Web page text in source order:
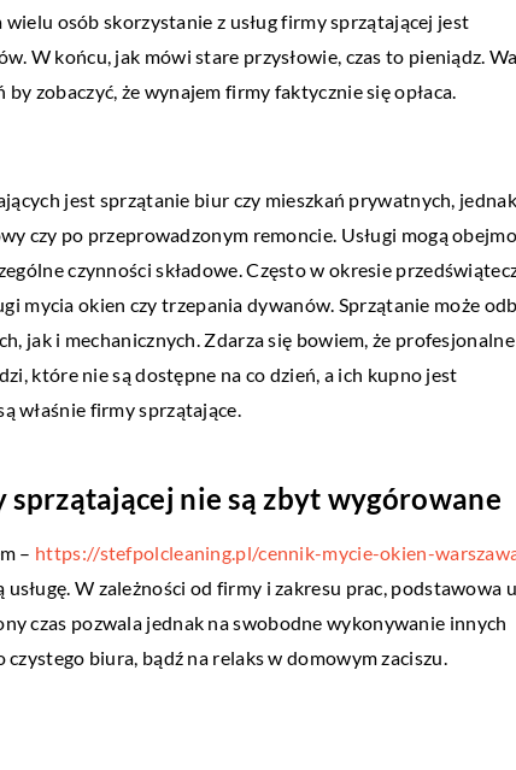
osób skorzystanie z usług firmy sprzątającej jest
W końcu, jak mówi stare przysłowie, czas to pieniądz.
by zobaczyć, że wynajem firmy faktycznie się opłaca.
jest sprzątanie biur czy mieszkań prywatnych, jednak
czy po przeprowadzonym remoncie. Usługi mogą
czynności składowe. Często w okresie
mycia okien czy trzepania dywanów. Sprzątanie może
jak i mechanicznych. Zdarza się bowiem, że profesjonalne
które nie są dostępne na co dzień, a ich kupno jest
właśnie firmy sprzątające.
nie są zbyt wygórowane
– https://stefpolcleaning.pl/cennik-mycie-okien-
W zależności od firmy i zakresu prac, podstawowa
czas pozwala jednak na swobodne wykonywanie innych
biura, bądź na relaks w domowym zaciszu.
I MARKETING
działa firma spedycyjna?
się w ostatnich latach licznych
obrót towarów to zjawiska, które
do znacznego […]
TECH
01 sierpnia 2019
Współczesne
Zawód stolarza
urządzenia są